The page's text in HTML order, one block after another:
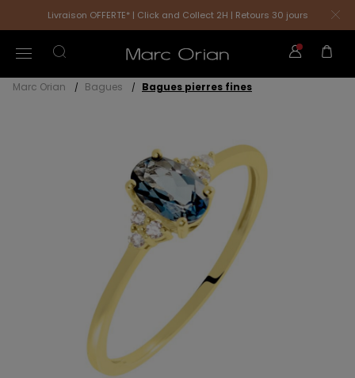
Livraison OFFERTE* | Click and Collect 2H | Retours 30 jours
Marc Orian Bagues Bagues pierres fines